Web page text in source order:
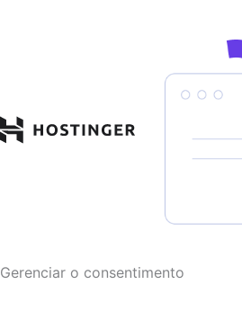
Gerenciar o consentimento